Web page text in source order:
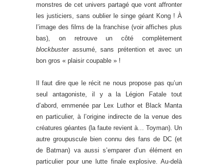
monstres de cet univers partagé que vont affronter
les justiciers, sans oublier le singe géant Kong ! À
l’image des films de la franchise (voir affiches plus
bas), on retrouve un côté complètement
blockbusterassumé, sans prétention et avec un
bon gros « plaisir coupable » !
Il faut dire que le récit ne nous propose pas qu’un
seul antagoniste, il y a la Légion Fatale tout
d’abord, emmenée par Lex Luthor et Black Manta
en particulier, à l’origine indirecte de la venue des
créatures géantes (la faute revient à… Toyman). Un
autre groupuscule bien connu des fans de DC (et
de Batman) va aussi s’emparer d’un élément en
particulier pour une lutte finale explosive. Au-delà